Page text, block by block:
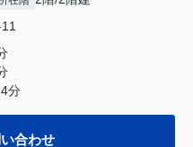
分
合わせ